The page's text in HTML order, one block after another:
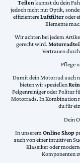
Teilen kannst du dein
jedoch nicht nur Optik,
effizientereLuftfilteroder
Elemente
Wir achten bei jedem
gerecht wird.
Vertrauen
Pflege
Damit dein Motorrad auch
bieten wir speziellen
Felgenreiniger oder Politur
Motorrads. In Kombination
du für
Dein
In unserem Online Shop
auch von einer intuitiven
Klassiker oder
Komponenten